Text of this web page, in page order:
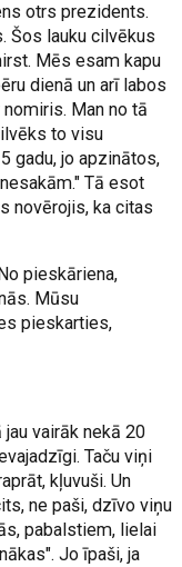
otrs prezidents.
Šos lauku cilvēkus
Mēs esam kapu
dienā un arī labos
Man no tā
to visu
gadu, jo apzinātos,
Tā esot
novērojis, ka citas
pieskāriena,
Mūsu
pieskarties,
vairāk nekā 20
Taču viņi
kļuvuši. Un
ne paši, dzīvo viņu
pabalstiem, lielai
Jo īpaši, ja